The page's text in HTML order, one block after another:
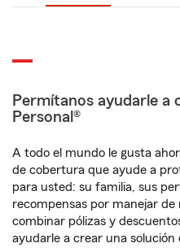
Permítanos ayudarle a
Personal®
A todo el mundo le gusta
de cobertura que ayude a
para usted: su familia, sus
recompensas por manejar
combinar pólizas y
ayudarle a crear una